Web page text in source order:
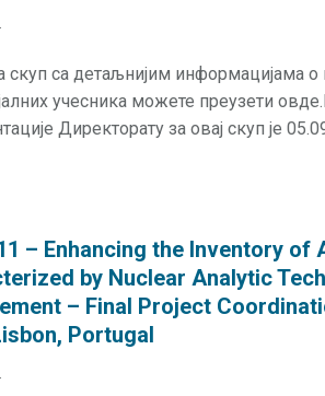
скуп са детаљнијим информацијама
учесника можете преузети
Директорату за овај скуп је
– Enhancing the Inventory
by Nuclear Analytic
– Final Project
Portugal